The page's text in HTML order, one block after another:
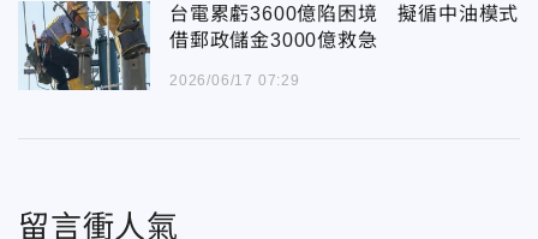
台電累虧3600億陷困境 擬循中油模式
借郵政儲金3000億救急
2026/06/17 07:29
留言衝人氣